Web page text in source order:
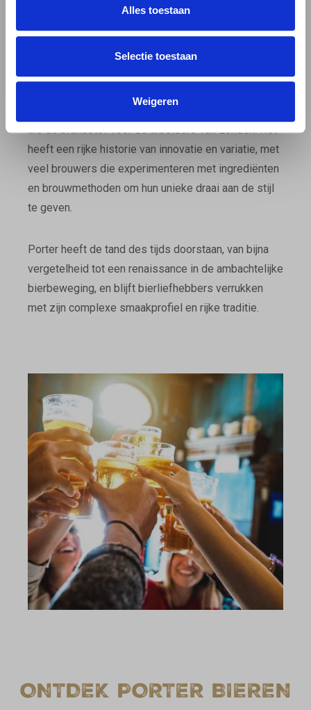
Alles toestaan
Selectie toestaan
Weigeren
Porter, een bierstijl met diepe wortels in het 18e-
eeuwse Londen, was eens het favoriete brouwsel
van havenarbeiders, vandaar de naam ‘Porter’. Het
rol in de industriële revolutie en werd beschouwd
als de brandstof voor de arbeiders van Londen. Het
heeft een rijke historie van innovatie en variatie, met
veel brouwers die experimenteren met ingrediënten
en brouwmethoden om hun unieke draai aan de stijl
te geven.
Porter heeft de tand des tijds doorstaan, van bijna
vergetelheid tot een renaissance in de ambachtelijke
bierbeweging, en blijft bierliefhebbers verrukken
met zijn complexe smaakprofiel en rijke traditie.
ONTDEK PORTER BIEREN